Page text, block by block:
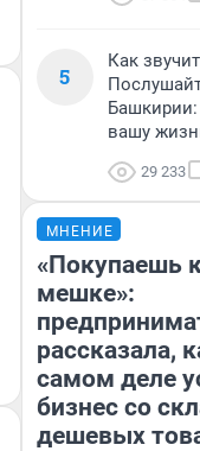
5
Как
Башкирии:
вашу
29 233
МНЕНИЕ
«Покупаешь
мешке»:
рассказала,
самом деле
бизнес со
дешевых